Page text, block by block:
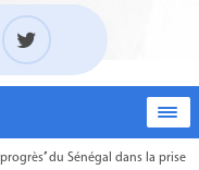
du Sénégal dans la prise